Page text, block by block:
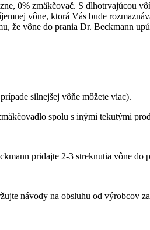
0% zmäkčovač. S dlhotrvajúcou
vône, ktorá Vás bude
že vône do prania Dr. Beckmann
silnejšej vôňe môžete viac).
spolu s inými tekutými
pridajte 2-3 streknutia vône
návody na obsluhu od výrobcov